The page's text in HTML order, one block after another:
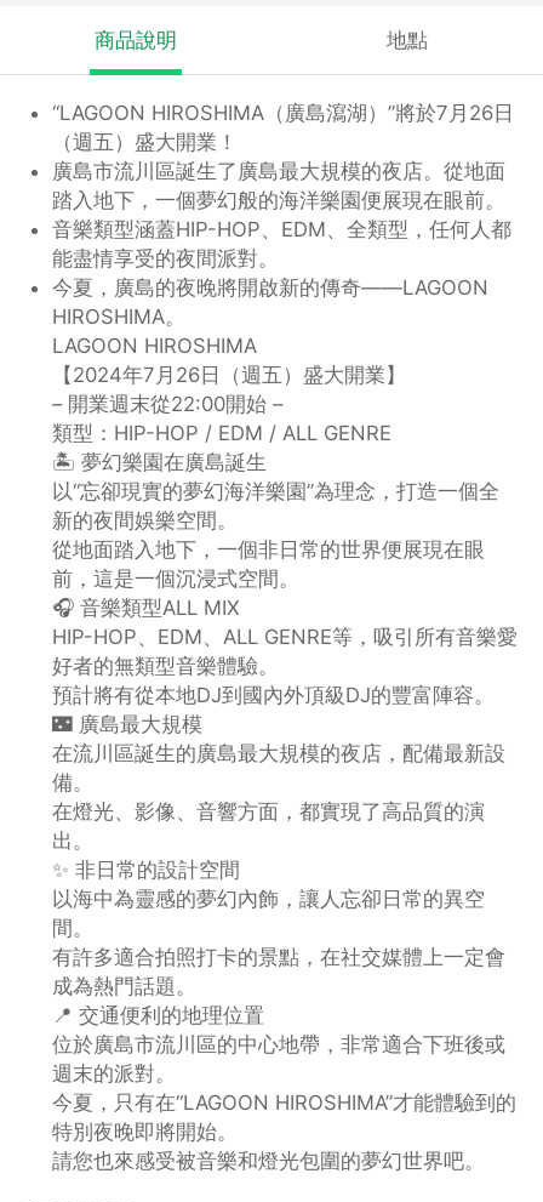
商品說明 地點
“LAGOON HIROSHIMA（廣島瀉湖）”將於7月26日
（週五）盛大開業！
廣島市流川區誕生了廣島最大規模的夜店。從地面
踏入地下，一個夢幻般的海洋樂園便展現在眼前。
音樂類型涵蓋HIP-HOP、EDM、全類型，任何人都
能盡情享受的夜間派對。
今夏，廣島的夜晚將開啟新的傳奇——LAGOON
HIROSHIMA。
LAGOON HIROSHIMA
【2024年7月26日（週五）盛大開業】
– 開業週末從22:00開始 –
類型：HIP-HOP / EDM / ALL GENRE
🏝️ 夢幻樂園在廣島誕生
以“忘卻現實的夢幻海洋樂園”為理念，打造一個全
新的夜間娛樂空間。
從地面踏入地下，一個非日常的世界便展現在眼
前，這是一個沉浸式空間。
🎧 音樂類型ALL MIX
HIP-HOP、EDM、ALL GENRE等，吸引所有音樂愛
好者的無類型音樂體驗。
預計將有從本地DJ到國內外頂級DJ的豐富陣容。
🌃 廣島最大規模
在流川區誕生的廣島最大規模的夜店，配備最新設
備。
在燈光、影像、音響方面，都實現了高品質的演
出。
✨ 非日常的設計空間
以海中為靈感的夢幻內飾，讓人忘卻日常的異空
間。
有許多適合拍照打卡的景點，在社交媒體上一定會
成為熱門話題。
📍 交通便利的地理位置
位於廣島市流川區的中心地帶，非常適合下班後或
週末的派對。
今夏，只有在“LAGOON HIROSHIMA”才能體驗到的
特別夜晚即將開始。
請您也來感受被音樂和燈光包圍的夢幻世界吧。